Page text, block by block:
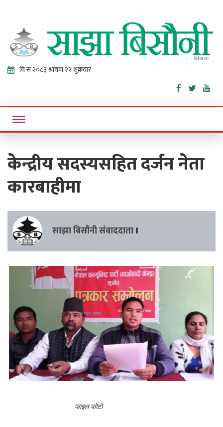
Sajha
Bisaunee
Online News Portal
केन्द्रीय सदस्यसहित दर्जन नेता
कारबाहीमा
साझा बिसौनी संवाददाता ।
फाइल फोटो